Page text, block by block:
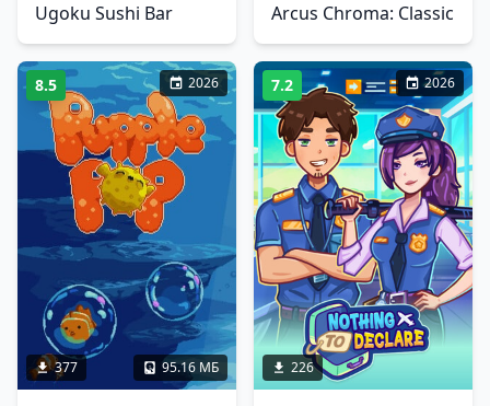
Ugoku Sushi Bar Arcus Chroma: Classic
8.5 2026
377 95.16 МБ
7.2 2026
226